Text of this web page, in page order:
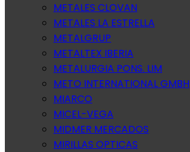
METALES CLOVAN
METALES LA ESTRELLA
METALGRUP
METALTEX IBERIA
METALURGIA PONS. LIM
METO INTERNATIONAL GMBH
MIARCO
MICEL-VEGA
MIDMER MERCADOS
MIRILLAS OPTICAS